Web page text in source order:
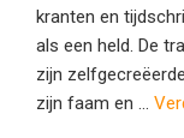
kranten en
als een held. De
zijn
zijn faam en ...